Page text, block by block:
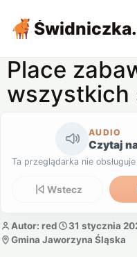
Świdniczka
Place
wszystkich
AUDIO
Czytaj
Ta przeglądarka nie
Wstecz
Autor: red 31 stycznia
Gmina Jaworzyna Śląska